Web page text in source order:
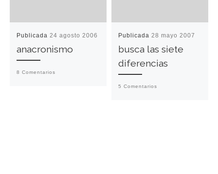
Publicada24 agosto 2006
anacronismo
8 Comentarios
Publicada28 mayo 2007
busca las siete
diferencias
5 Comentarios